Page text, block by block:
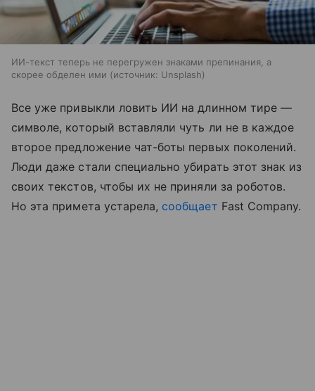
ИИ-текст теперь не перегружен знаками препинания, а
скорее обделен ими
источник: Unsplash
Все уже привыкли ловить ИИ на длинном тире —
символе, который вставляли чуть ли не в каждое
второе предложение чат-боты первых поколений.
Люди даже стали специально убирать этот знак из
своих текстов, чтобы их не приняли за роботов.
Но эта примета устарела, сообщает Fast Company.